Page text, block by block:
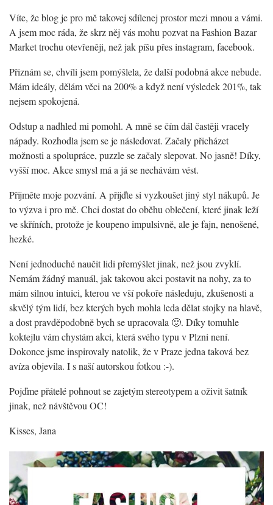
Víte, že blog je pro mě takovej sdílenej prostor mezi mnou a vámi.
A jsem moc ráda, že skrz něj vás mohu pozvat na Fashion Bazar
Market trochu otevřeněji, než jak píšu přes instagram, facebook.
Přiznám se, chvíli jsem pomýšlela, že další podobná akce nebude.
Mám ideály, dělám věci na 200% a když není výsledek 201%, tak
nejsem spokojená.
Odstup a nadhled mi pomohl. A mně se čím dál častěji vracely
nápady. Rozhodla jsem se je následovat. Začaly přicházet
možnosti a spolupráce, puzzle se začaly slepovat. No jasně! Díky,
vyšší moc. Akce smysl má a já se nechávám vést.
Přijměte moje pozvání. A přijďte si vyzkoušet jiný styl nákupů. Je
to výzva i pro mě. Chci dostat do oběhu oblečení, které jinak leží
ve skříních, protože je koupeno impulsivně, ale je fajn, nenošené,
hezké.
Není jednoduché naučit lidi přemýšlet jinak, než jsou zvyklí.
Nemám žádný manuál, jak takovou akci postavit na nohy, za to
mám silnou intuici, kterou ve vší pokoře následuju, zkušenosti a
skvělý tým lidí, bez kterých bych mohla leda dělat stojky na hlavě,
a dost pravděpodobně bych se upracovala 🙂. Díky tomuhle
koktejlu vám chystám akci, která svého typu v Plzni není.
Dokonce jsme inspirovaly natolik, že v Praze jedna taková bez
avíza objevila. I s naší autorskou fotkou :-).
Pojďme přátelé pohnout se zajetým stereotypem a oživit šatník
jinak, než návštěvou OC!
Kisses, Jana